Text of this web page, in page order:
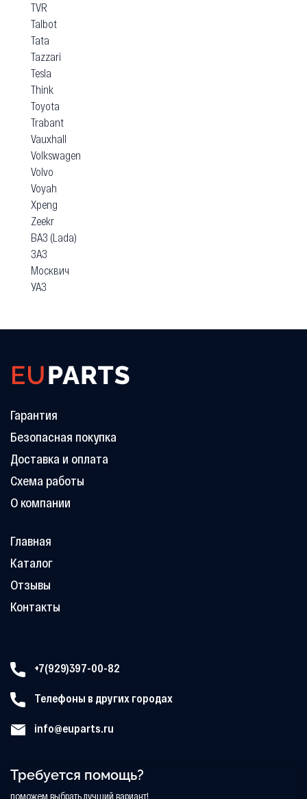
TVR
Talbot
Tata
Tazzari
Tesla
Think
Toyota
Trabant
Vauxhall
Volkswagen
Volvo
Voyah
Xpeng
Zeekr
ВАЗ (Lada)
ЗАЗ
Москвич
УАЗ
Гарантия
Безопасная покупка
Доставка и оплата
Схема работы
О компании
Главная
Каталог
Отзывы
Контакты
+7(929)397-00-82
Телефоны в других городах
info@euparts.ru
Требуется помощь?
поможем выбрать лучший вариант!